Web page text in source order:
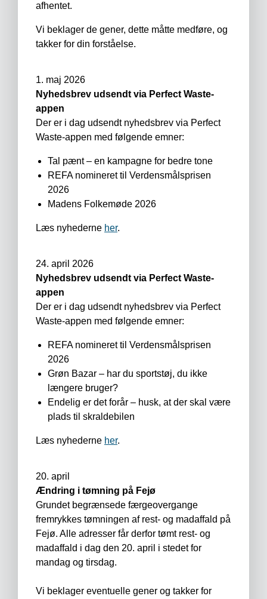
afhentet.
Vi beklager de gener, dette måtte medføre, og
takker for din forståelse.
1. maj 2026
Nyhedsbrev udsendt via Perfect Waste-
appen
Der er i dag udsendt nyhedsbrev via Perfect
Waste-appen med følgende emner:
Tal pænt – en kampagne for bedre tone
REFA nomineret til Verdensmålsprisen
2026
Madens Folkemøde 2026
Læs nyhederne her.
24. april 2026
Nyhedsbrev udsendt via Perfect Waste-
appen
Der er i dag udsendt nyhedsbrev via Perfect
Waste-appen med følgende emner:
REFA nomineret til Verdensmålsprisen
2026
Grøn Bazar – har du sportstøj, du ikke
længere bruger?
Endelig er det forår – husk, at der skal være
plads til skraldebilen
Læs nyhederne her.
20. april
Ændring i tømning på Fejø
Grundet begrænsede færgeovergange
fremrykkes tømningen af rest- og madaffald på
Fejø. Alle adresser får derfor tømt rest- og
madaffald i dag den 20. april i stedet for
mandag og tirsdag.
Vi beklager eventuelle gener og takker for